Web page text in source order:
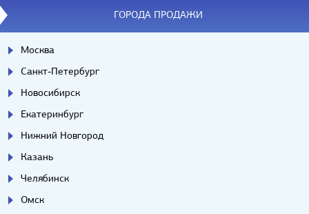
ГОРОДА ПРОДАЖИ
Москва
Санкт-Петербург
Новосибирск
Екатеринбург
Нижний Новгород
Казань
Челябинск
Омск